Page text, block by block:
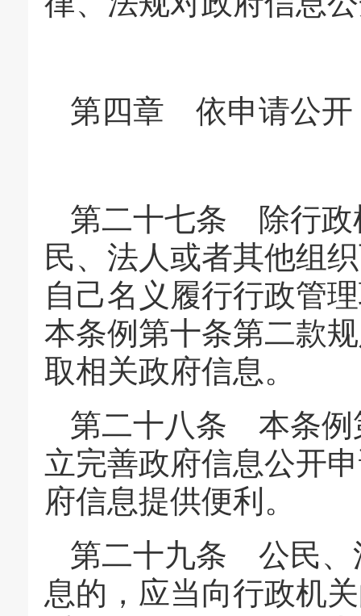
第四章 依申请公开
第二十七条 除行政
民、法人或者其他组
自己名义履行行政管
本条例第十条第二款
取相关政府信息。
第二十八条 本条例
立完善政府信息公开
府信息提供便利。
第二十九条 公民、
息的，应当向行政机